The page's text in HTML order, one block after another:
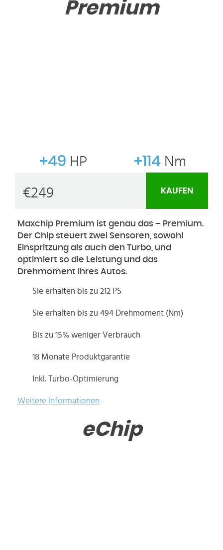
Premium
+49 HP +114 Nm
€249 KAUFEN
Maxchip Premium ist genau das – Premium.
Der Chip steuert zwei Sensoren, sowohl
Einspritzung als auch den Turbo, und
optimiert so die Leistung und das
Drehmoment Ihres Autos.
Sie erhalten bis zu 212 PS
Sie erhalten bis zu 494 Drehmoment (Nm)
Bis zu 15% weniger Verbrauch
18 Monate Produktgarantie
Inkl. Turbo-Optimierung
Weitere Informationen
eChip